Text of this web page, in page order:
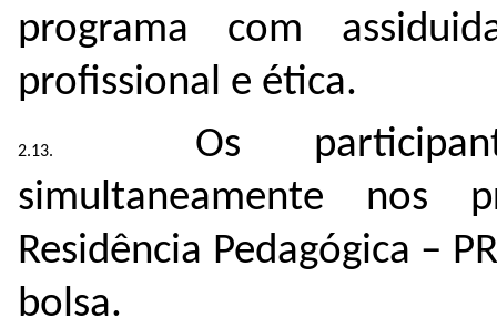
programa com
profissional e ética.
Os
simultaneamente nos
Residência Pedagógica –
bolsa.